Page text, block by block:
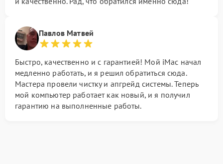
Павлов Матвей
Быстро, качественно и с гарантией! Мой iMac начал
медленно работать, и я решил обратиться сюда.
Мастера провели чистку и апгрейд системы. Теперь
мой компьютер работает как новый, и я получил
гарантию на выполненные работы.